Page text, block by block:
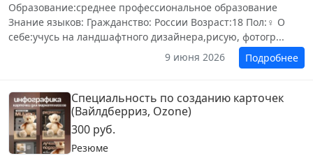
Образование:среднее профессиональное образование
Знание языков: Гражданство: России Возраст:18 Пол:♀ О
себе:учусь на ландшафтного дизайнера,рисую, фотогр...
9 июня 2026
Подробнее
Специальность по созданию карточек
(Вайлдберриз, Ozone)
300 руб.
Резюме